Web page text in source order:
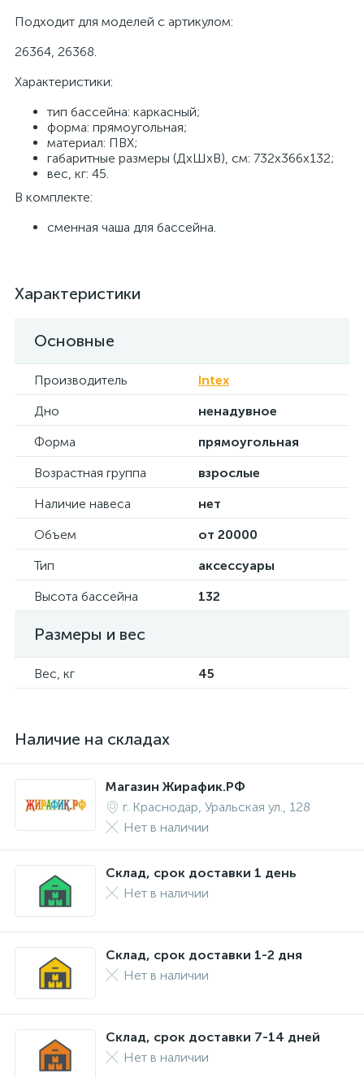
Подходит для моделей с артикулом:
26364, 26368.
Характеристики:
тип бассейна: каркасный;
форма: прямоугольная;
материал: ПВХ;
габаритные размеры (ДхШхВ), см: 732x366x132;
вес, кг: 45.
В комплекте:
сменная чаша для бассейна.
Характеристики
Основные
Производитель
Intex
Дно
ненадувное
Форма
прямоугольная
Возрастная группа
взрослые
Наличие навеса
нет
Объем
от 20000
Тип
аксессуары
Высота бассейна
132
Размеры и вес
Вес, кг 45
Наличие на складах
Магазин Жирафик.РФ
г. Краснодар, Уральская ул., 128
Нет в наличии
Склад, срок доставки 1 день
Нет в наличии
Склад, срок доставки 1-2 дня
Нет в наличии
Склад, срок доставки 7-14 дней
Нет в наличии